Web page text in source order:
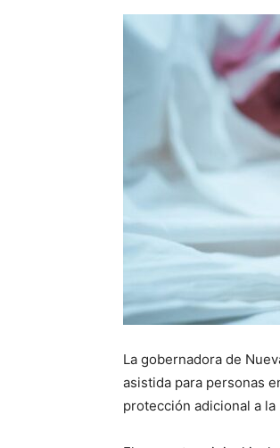
La gobernadora de
asistida para personas
protección adicional a